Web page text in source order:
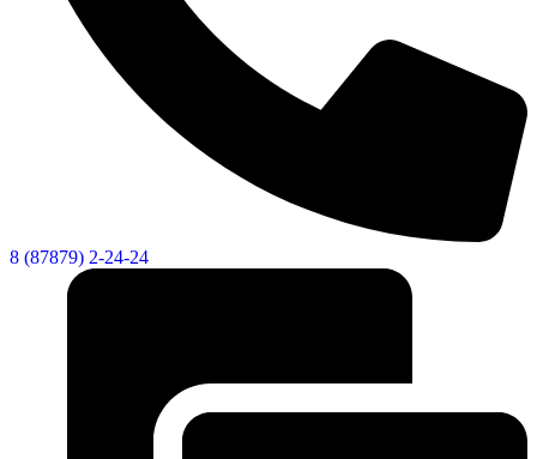
8 (87879) 2-24-24